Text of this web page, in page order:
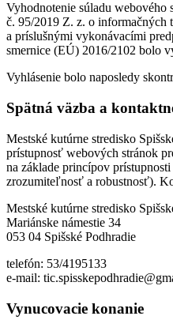
Vyhodnotenie súladu webového
č. 95/2019 Z. z. o informačných
a príslušnými vykonávacími
smernice (EÚ) 2016/2102 bolo
Vyhlásenie bolo naposledy
Spätná väzba a
Mestské kutúrne stredisko
prístupnosť webových stránok
na základe princípov
zrozumiteľnosť a robustnosť).
Mestské kutúrne stredisko
Mariánske námestie 34
053 04 Spišské Podhradie
telefón: 53/4195133
e-mail:
Vynucovacie konanie